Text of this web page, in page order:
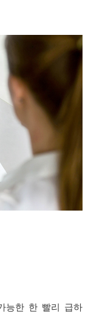
능한 한 빨리 급하